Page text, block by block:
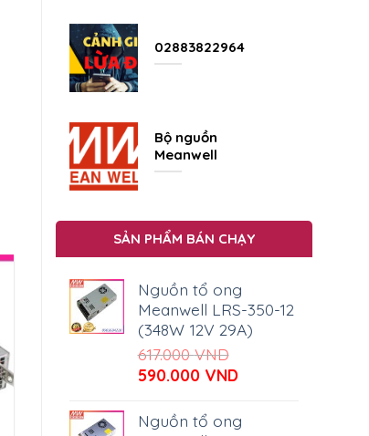
02883822964
Bộ nguồn
Meanwell
SẢN PHẨM BÁN CHẠY
Nguồn tổ ong
Meanwell LRS-350-12
(348W 12V 29A)
617.000VND
Giá
là:
590.000 VNDGiá
tại
Nguồn tổ ong